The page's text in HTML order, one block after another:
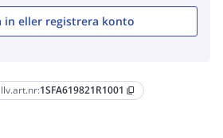
1SFA619821R1001 content_copy
in eller registrera konto